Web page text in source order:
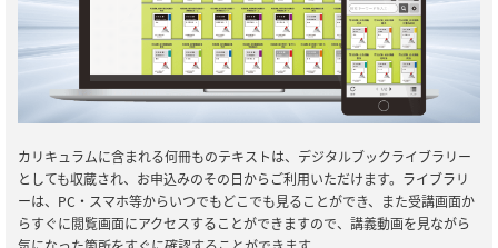
カリキュラムに含まれる何冊ものテキストは、デジタルブックライブラリー
としても収蔵され、お申込みのその日からご利用いただけます。ライブラリ
ーは、PC・スマホ等からいつでもどこでも見ることができ、また受講画面か
らすぐに閲覧画面にアクセスすることができますので、講義動画を見ながら